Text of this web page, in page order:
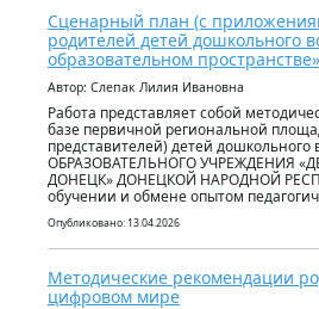
Сценарный план (с
родителей детей дошкольного
образовательном пространстве»
Автор: Слепак Лилия Ивановна
Работа представляет собой
базе первичной региональной
представителей) детей
ОБРАЗОВАТЕЛЬНОГО УЧРЕЖДЕНИЯ
ДОНЕЦК» ДОНЕЦКОЙ НАРОДНОЙ
обучении и обмене опытом
Опубликовано: 13.04.2026
Методические рекомендации
цифровом мире